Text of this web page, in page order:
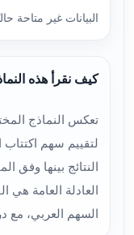
البيانات غير متاحة
كيف نقرأ هذه
تعكس النماذج
النتائج بينها وفق
العادلة العامة
السهم العربي، مع